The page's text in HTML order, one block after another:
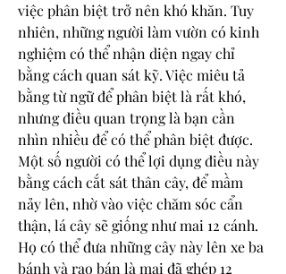
việc phân biệt trở nên khó khăn. Tuy
nhiên, những người làm vườn có kinh
nghiệm có thể nhận diện ngay chỉ
bằng cách quan sát kỹ. Việc miêu tả
bằng từ ngữ để phân biệt là rất khó,
nhưng điều quan trọng là bạn cần
nhìn nhiều để có thể phân biệt được.
Một số người có thể lợi dụng điều này
bằng cách cắt sát thân cây, để mầm
nảy lên, nhờ vào việc chăm sóc cẩn
thận, lá cây sẽ giống như mai 12 cánh.
Họ có thể đưa những cây này lên xe ba
bánh và rao bán là mai đã ghép 12